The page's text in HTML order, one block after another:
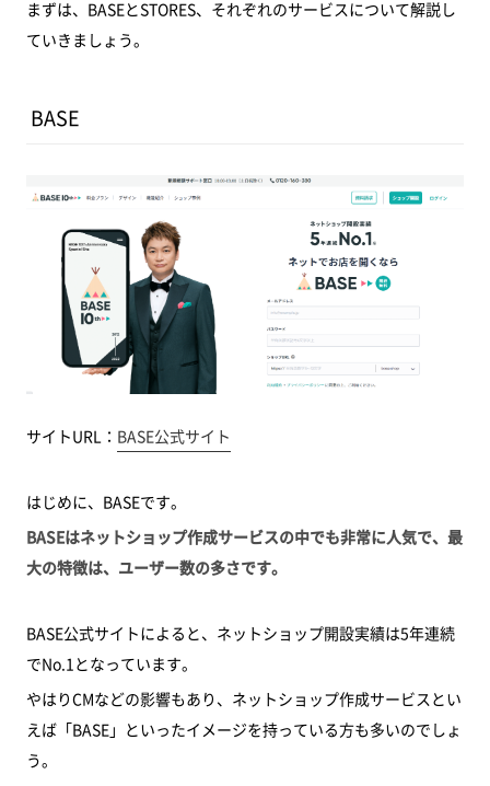
まずは、BASEとSTORES、それぞれのサービスについて解説し
ていきましょう。
BASE
サイトURL： BASE公式サイト
はじめに、BASEです。
BASEはネットショップ作成サービスの中でも非常に人気で、最
大の特徴は、ユーザー数の多さです。
BASE公式サイトによると、ネットショップ開設実績は5年連続
でNo.1となっています。
やはりCMなどの影響もあり、ネットショップ作成サービスとい
えば「BASE」といったイメージを持っている方も多いのでしょ
う。